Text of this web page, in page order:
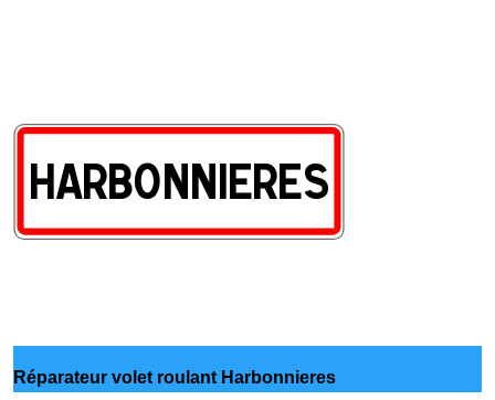
Réparateur volet roulant Harbonnieres